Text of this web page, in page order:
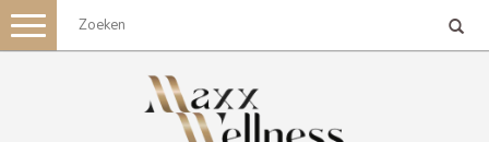
Toggle
navigation